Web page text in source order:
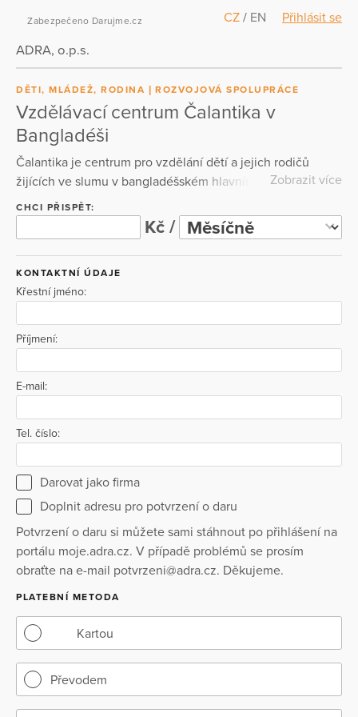
CZ / EN Přihlásit se
Zabezpečeno Darujme.cz
ADRA, o.p.s.
DĚTI, MLÁDEŽ, RODINA ROZVOJOVÁ SPOLUPRÁCE
Vzdělávací centrum Čalantika v
Bangladéši
Čalantika je centrum pro vzdělání dětí a jejich rodičů
žijících ve slumu v bangladéšském hlavním městě Dháka.
Centrum bylo založeno v roce 2013 organizací ADRA a
funguje díky podpoře českých dárců. Dochází sem 80 dětí
v rozmezí 1. až 5. třídy a jejich rodiče. Podporujeme také
absolventy centra v dalším studiu na jiných školách.
Vzdělání je investicí, která jim pomůže žít lepší život.
Darujte vzdělání, darujte budoucnost.
Zobrazit více
CHCI PŘISPĚT:
Kč /
KONTAKTNÍ ÚDAJE
Křestní jméno:
Příjmení:
E-mail:
Tel. číslo:
Darovat jako firma
Doplnit adresu pro potvrzení o daru
Potvrzení o daru si můžete sami stáhnout po přihlášení na
portálu moje.adra.cz. V případě problémů se prosím
obraťte na e-mail potvrzeni@adra.cz. Děkujeme.
PLATEBNÍ METODA
Kartou
Převodem